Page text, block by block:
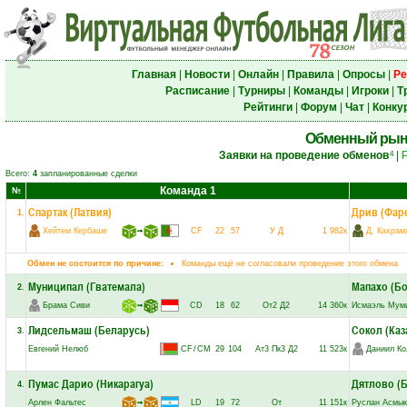
Главная| Новости| Онлайн| Правила| Опросы|
Расписание| Турниры| Команды| Игроки|
Рейтинги| Форум Чат|
Обменный
Заявки на проведение обменов4|
Всего: 4 запланированные сделки
№
Команда 1
1. Спартак (Латвия)
➟
Хейтем Кербаше CF 22 57 У Д 1 982к
Дрив
Д.
Обмен не состоится по причине: Команды ещё не согласовали проведение этого обмена
2. Муниципал (Гватемала)
➟
Брама Сиви CD 18 62 От2 Д2 14 360к
Мапахо
Исмаэль
3. Лидсельмаш (Беларусь)
Евгений Нелюб CF/CM 29 104 Ат3 Пк3 Д2 11 523к
Сокол
Даниил
4. Пумас Дарио (Никарагуа)
➟
Арлен Фальтес LD 19 72 От 11 151к
Дятлово
Руслан